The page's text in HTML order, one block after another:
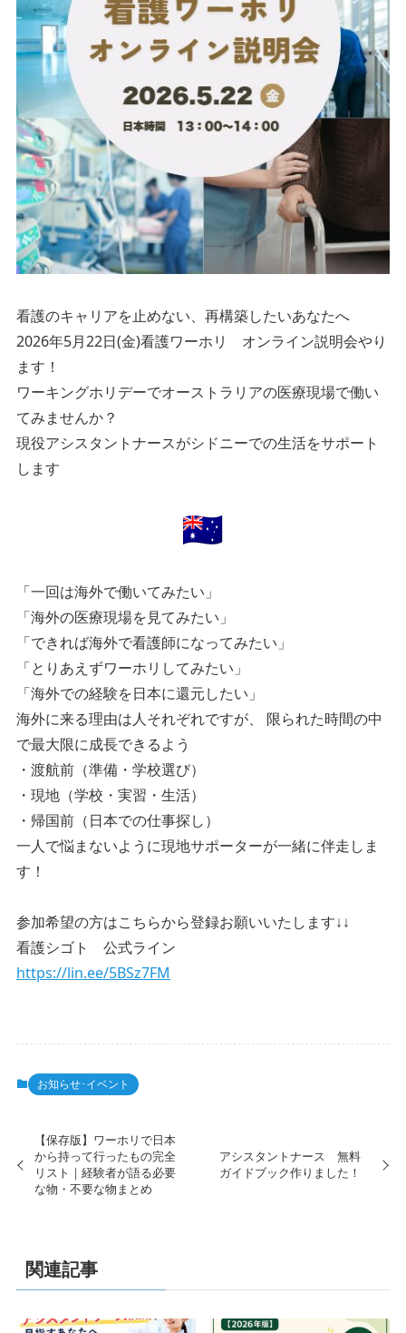
看護のキャリアを止めない、再構築したいあなたへ
2026年5月22日(金)看護ワーホリ オンライン説明会やり
ます！
ワーキングホリデーでオーストラリアの医療現場で働い
てみませんか？
現役アシスタントナースがシドニーでの生活をサポート
します
「一回は海外で働いてみたい」
「海外の医療現場を見てみたい」
「できれば海外で看護師になってみたい」
「とりあえずワーホリしてみたい」
「海外での経験を日本に還元したい」
海外に来る理由は人それぞれですが、 限られた時間の中
で最大限に成長できるよう
・渡航前（準備・学校選び）
・現地（学校・実習・生活）
・帰国前（日本での仕事探し）
一人で悩まないように現地サポーターが一緒に伴走しま
す！
参加希望の方はこちらから登録お願いいたします↓↓
看護シゴト 公式ライン
https://lin.ee/5BSz7FM
お知らせ･イベント
【保存版】ワーホリで日本
から持って行ったもの完全
リスト｜経験者が語る必要
な物・不要な物まとめ
アシスタントナース 無料
ガイドブック作りました！
関連記事